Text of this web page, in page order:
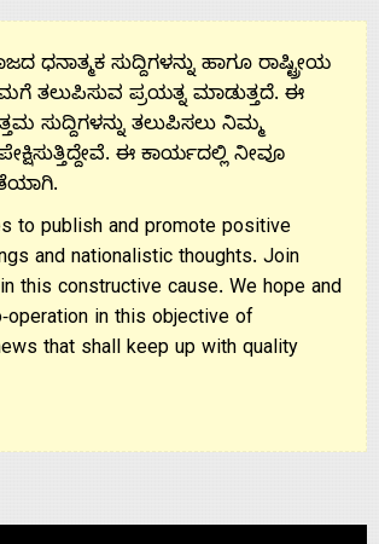
ಧನಾತ್ಮಕ ಸುದ್ದಿಗಳನ್ನು ಹಾಗೂ ರಾಷ್ಟ್ರೀಯ
ತಲುಪಿಸುವ ಪ್ರಯತ್ನ ಮಾಡುತ್ತದೆ. ಈ
ಸುದ್ದಿಗಳನ್ನು ತಲುಪಿಸಲು ನಿಮ್ಮ
ಈ ಕಾರ್ಯದಲ್ಲಿ ನೀವೂ
to publish and promote positive
and nationalistic thoughts. Join
this constructive cause. We hope and
operation in this objective of
that shall keep up with quality